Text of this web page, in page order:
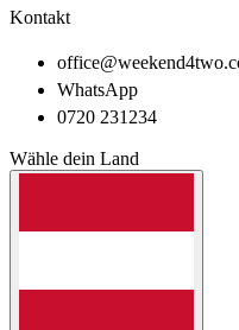
Kontakt
WhatsApp
0720 231234
Wähle dein Land